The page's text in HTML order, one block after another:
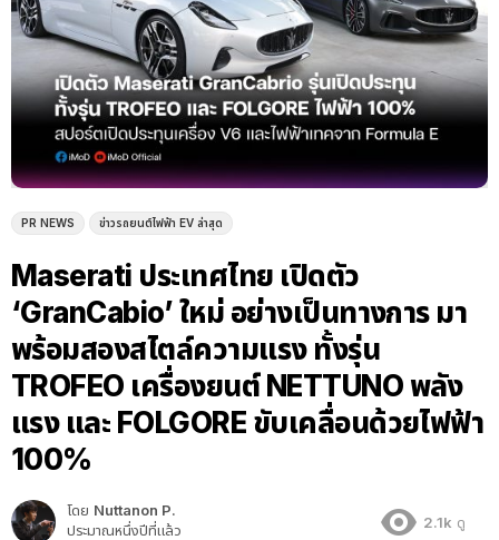
PR NEWS ข่าวรถยนต์ไฟฟ้า EV ล่าสุด
Maserati ประเทศไทย เปิดตัว
‘GranCabio’ ใหม่ อย่างเป็นทางการ มา
พร้อมสองสไตล์ความแรง ทั้งรุ่น
TROFEO เครื่องยนต์ NETTUNO พลัง
แรง และ FOLGORE ขับเคลื่อนด้วยไฟฟ้า
100%
โดย Nuttanon P.
ประมาณหนึ่งปีที่แล้ว
2.1k ดู